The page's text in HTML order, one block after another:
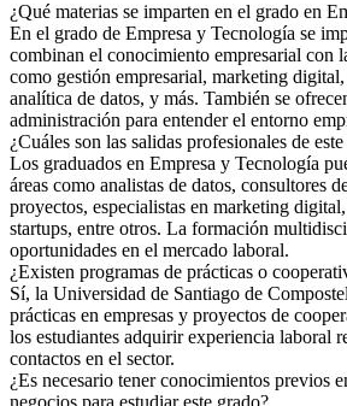
¿Qué materias se imparten en el grado en
En el grado de Empresa y Tecnología se
combinan el conocimiento empresarial con
como gestión empresarial, marketing
analítica de datos, y más. También se
administración para entender el entorno
¿Cuáles son las salidas profesionales de
Los graduados en Empresa y Tecnología
áreas como analistas de datos, consultores
proyectos, especialistas en marketing
startups, entre otros. La formación
oportunidades en el mercado laboral.
¿Existen programas de prácticas o
Sí, la Universidad de Santiago de
prácticas en empresas y proyectos de
los estudiantes adquirir experiencia laboral
contactos en el sector.
¿Es necesario tener conocimientos previos